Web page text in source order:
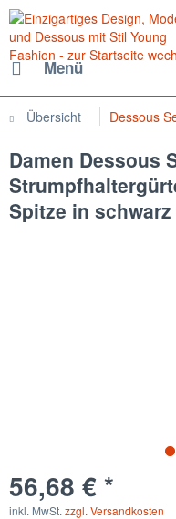
Menü
Übersicht Dessous
Damen Dessous
Spitze in
56,68 € *
inkl. MwSt. zzgl. Versandkosten